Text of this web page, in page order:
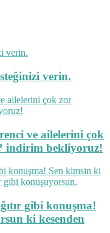
verin.
ve ailelerini çok
indirim bekliyoruz!
gibi konuşma!
ki kesenden